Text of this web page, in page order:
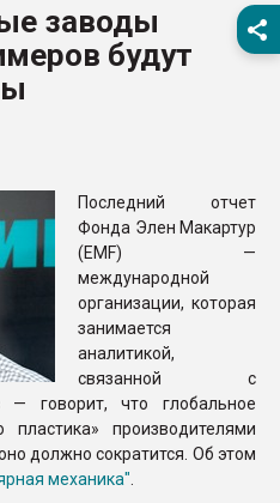
вакуумного
Продам отходы
поликарбоната и АБС-
заводы
будут
Последний отчет
Фонда Элен Макартур
(EMF) —
международной
организации, которая
занимается
аналитикой,
связанной с
— говорит, что глобальное
пластика» производителями
должно сократится. Об этом
механика"